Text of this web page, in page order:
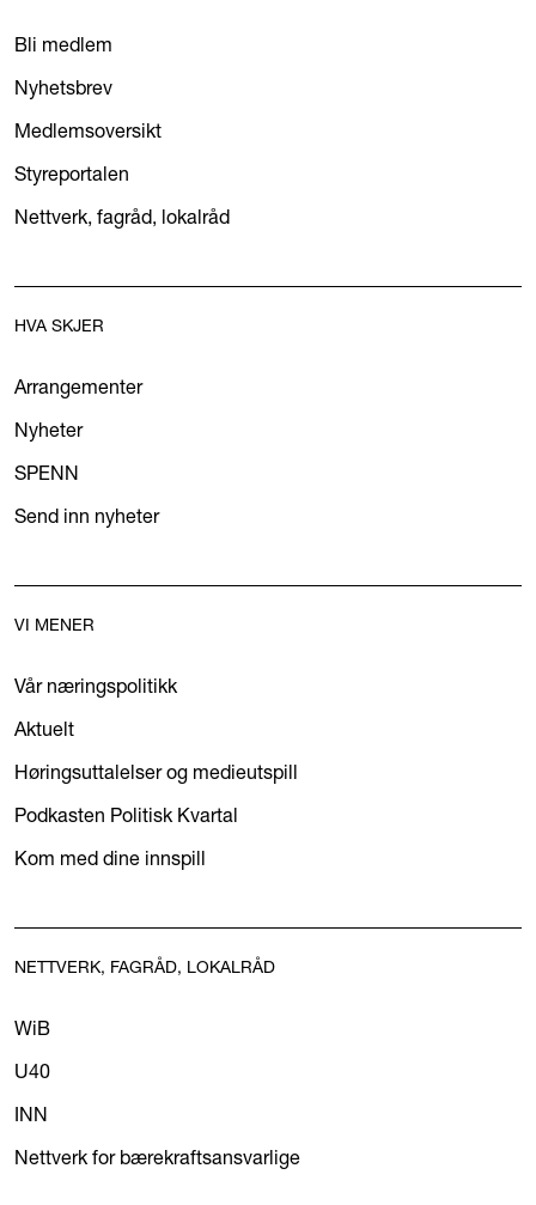
Bli medlem
Nyhetsbrev
Medlemsoversikt
Styreportalen
Nettverk, fagråd, lokalråd
HVA SKJER
Arrangementer
Nyheter
SPENN
Send inn nyheter
VI MENER
Vår næringspolitikk
Aktuelt
Høringsuttalelser og medieutspill
Podkasten Politisk Kvartal
Kom med dine innspill
NETTVERK, FAGRÅD, LOKALRÅD
WiB
U40
INN
Nettverk for bærekraftsansvarlige